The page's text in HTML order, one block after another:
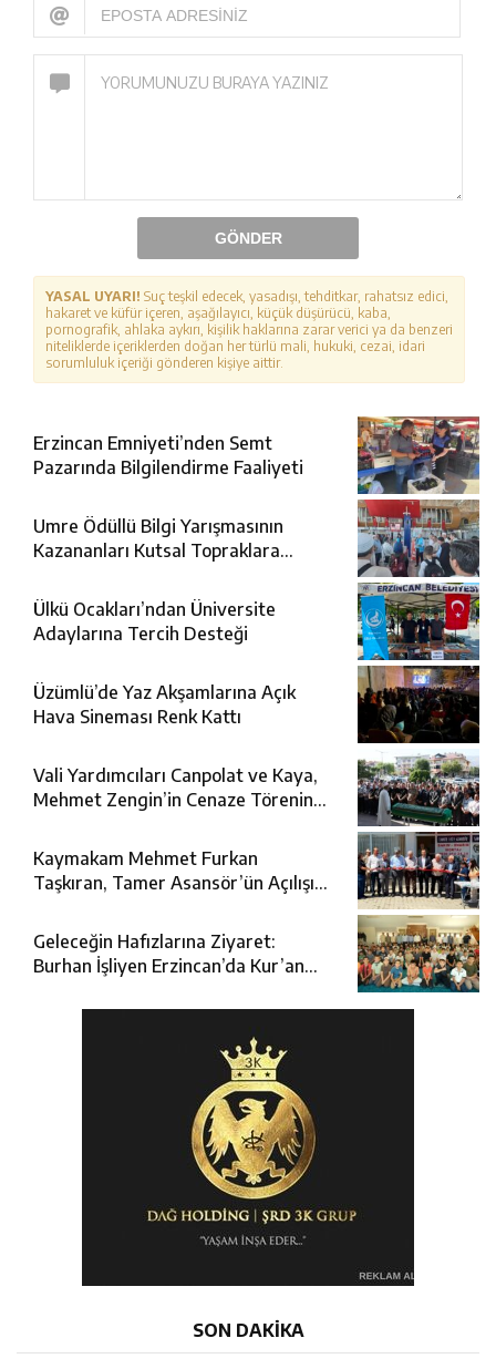
GÖNDER
YASAL UYARI! Suç teşkil edecek, yasadışı, tehditkar, rahatsız edici,
hakaret ve küfür içeren, aşağılayıcı, küçük düşürücü, kaba,
pornografik, ahlaka aykırı, kişilik haklarına zarar verici ya da benzeri
niteliklerde içeriklerden doğan her türlü mali, hukuki, cezai, idari
sorumluluk içeriği gönderen kişiye aittir.
Erzincan Emniyeti’nden Semt
Pazarında Bilgilendirme Faaliyeti
Umre Ödüllü Bilgi Yarışmasının
Kazananları Kutsal Topraklara
Ülkü Ocakları’ndan Üniversite
Adaylarına Tercih Desteği
Üzümlü’de Yaz Akşamlarına Açık
Hava Sineması Renk Kattı
Vali Yardımcıları Canpolat ve Kaya,
Mehmet Zengin’in Cenaze Törenine
Kaymakam Mehmet Furkan
Taşkıran, Tamer Asansör’ün Açılışına
Geleceğin Hafızlarına Ziyaret:
Burhan İşliyen Erzincan’da Kur’an
SON DAKİKA